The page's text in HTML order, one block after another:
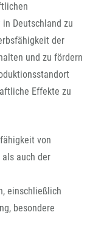
Deutschland zu
der
und zu fördern
Effekte zu
von
auch der
einschließlich
besondere